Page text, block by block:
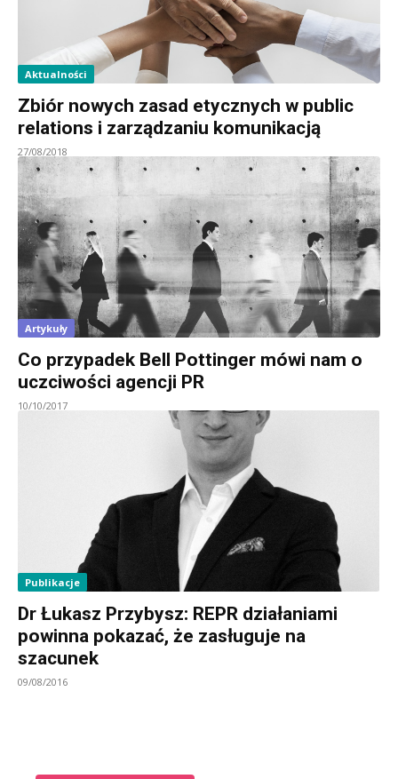
Aktualności
Zbiór nowych zasad etycznych w public
relations i zarządzaniu komunikacją
27/08/2018
Artykuły
Co przypadek Bell Pottinger mówi nam o
uczciwości agencji PR
10/10/2017
Publikacje
Dr Łukasz Przybysz: REPR działaniami
powinna pokazać, że zasługuje na
szacunek
09/08/2016